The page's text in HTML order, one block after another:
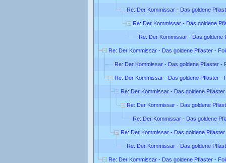
Re: Der Kommissar - Das goldene
Re: Der Kommissar - Das goldene
Re: Der Kommissar - Das goldene
Re: Der Kommissar - Das goldene Pflaster -
Re: Der Kommissar - Das goldene Pflaster -
Re: Der Kommissar - Das goldene Pflaster -
Re: Der Kommissar - Das goldene
Re: Der Kommissar - Das goldene
Re: Der Kommissar - Das goldene
Re: Der Kommissar - Das goldene
Re: Der Kommissar - Das goldene
Re: Der Kommissar - Das goldene Pflaster -